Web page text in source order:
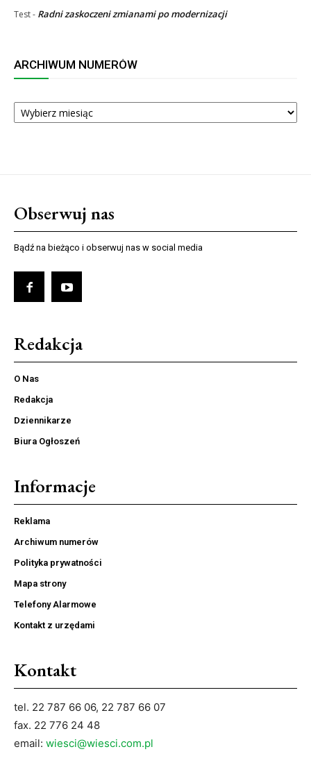
Test- Radni zaskoczeni zmianami po modernizacji
ARCHIWUM NUMERÓW
ARCHIWUM
NUMERÓW
Obserwuj nas
Bądź na bieżąco i obserwuj nas w social media
Redakcja
O Nas
Redakcja
Dziennikarze
Biura Ogłoszeń
Informacje
Reklama
Archiwum numerów
Polityka prywatności
Mapa strony
Telefony Alarmowe
Kontakt z urzędami
Kontakt
tel. 22 787 66 06, 22 787 66 07
fax. 22 776 24 48
email: wiesci@wiesci.com.pl